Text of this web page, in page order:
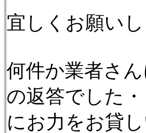
宜しくお願いし
何件か業者さ
の返答でした
にお力をお貸